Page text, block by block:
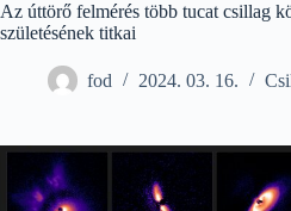
Az úttörő felmérés több tucat csillag
születésének titkai
fod 2024. 03. 16.